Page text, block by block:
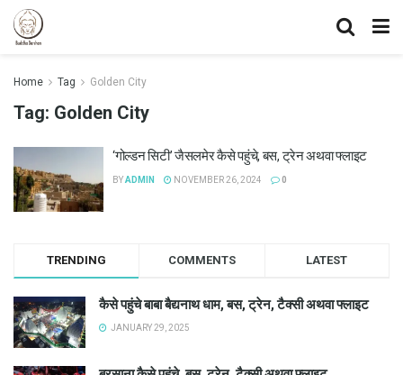
Home Tag Golden City
Tag: Golden City
‘गोल्डन सिटी’ जैसलमेर कैसे पहुंचे, बस, ट्रेन अथवा फ्लाइट
BYADMIN NOVEMBER 26, 2024 0
TRENDING COMMENTS LATEST
कैसे पहुंचे बाबा बैद्यनाथ धाम, बस, ट्रेन, टैक्सी अथवा फ्लाइट
JANUARY 29, 2025